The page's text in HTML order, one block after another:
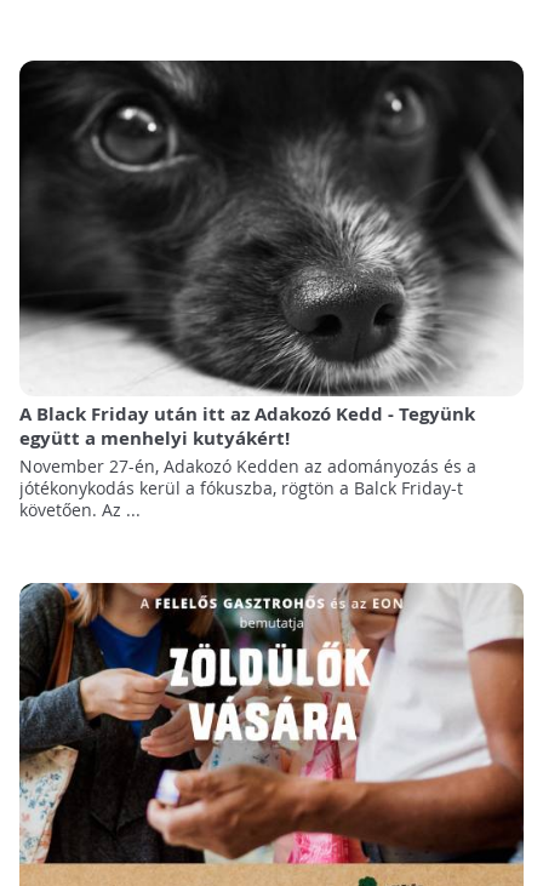
A Black Friday után itt az Adakozó Kedd - Tegyünk
együtt a menhelyi kutyákért!
November 27-én, Adakozó Kedden az adományozás és a
jótékonykodás kerül a fókuszba, rögtön a Balck Friday-t
követően. Az ...